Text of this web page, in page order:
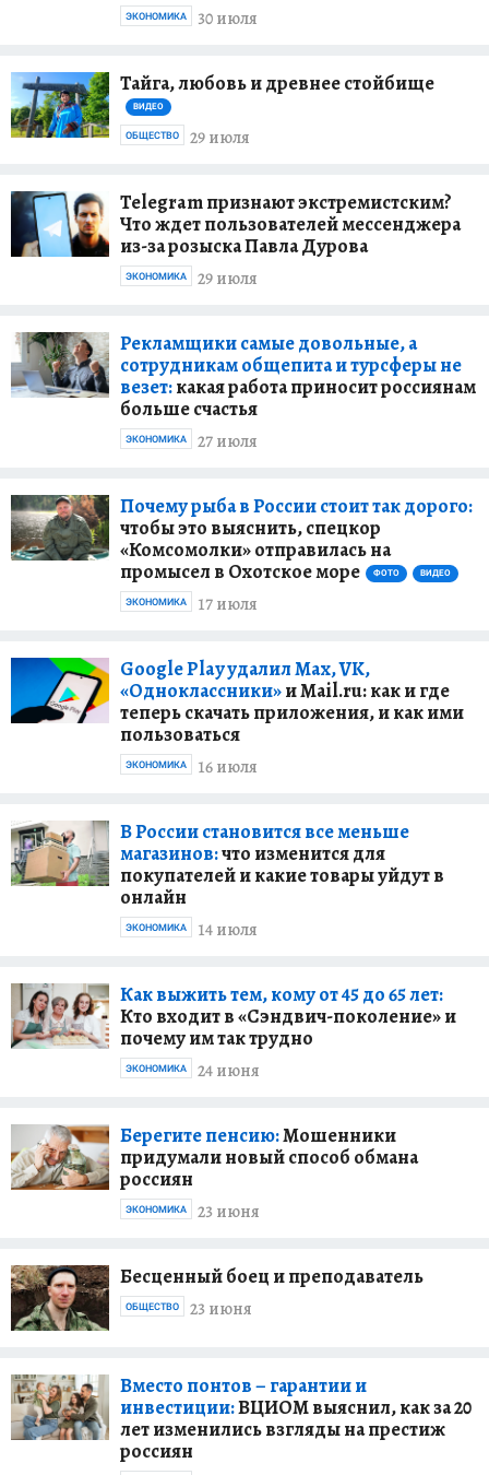
30 июля
ЭКОНОМИКА
Тайга, любовь и древнее стойбище
ВИДЕО
29 июля
ОБЩЕСТВО
Telegram признают экстремистским?
Что ждет пользователей мессенджера
из-за розыска Павла Дурова
29 июля
ЭКОНОМИКА
Рекламщики самые довольные, а
сотрудникам общепита и турсферы не
везет:какая работа приносит россиянам
больше счастья
27 июля
ЭКОНОМИКА
Почему рыба в России стоит так дорого:
чтобы это выяснить, спецкор
«Комсомолки» отправилась на
промысел в Охотское море
ФОТО ВИДЕО
17 июля
ЭКОНОМИКА
Google Play удалил Max, VK,
«Одноклассники»и Mail.ru: как и где
теперь скачать приложения, и как ими
пользоваться
16 июля
ЭКОНОМИКА
В России становится все меньше
магазинов:что изменится для
покупателей и какие товары уйдут в
онлайн
14 июля
ЭКОНОМИКА
Как выжить тем, кому от 45 до 65 лет:
Кто входит в «Сэндвич-поколение» и
почему им так трудно
24 июня
ЭКОНОМИКА
Берегите пенсию:Мошенники
придумали новый способ обмана
россиян
23 июня
ЭКОНОМИКА
Бесценный боец и преподаватель
23 июня
ОБЩЕСТВО
Вместо понтов – гарантии и
инвестиции:ВЦИОМ выяснил, как за 20
лет изменились взгляды на престиж
россиян